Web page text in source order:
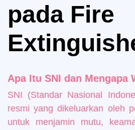
pada Fire
Apa Itu SNI dan Mengapa
SNI (Standar Nasional
resmi yang dikeluarkan oleh
untuk menjamin mutu,